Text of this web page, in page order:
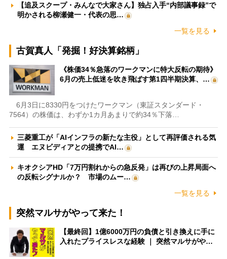
【追及スクープ・みんなで大家さん】独占入手“内部議事録”で
明かされる柳瀬健一・代表の思…
一覧を見る
古賀真人「発掘！好決算銘柄」
《株価34％急落のワークマンに特大反転の期待》
6月の売上低迷を吹き飛ばす第1四半期決算、…
6月3日に8330円をつけたワークマン（東証スタンダード・
7564）の株価は、わずか1カ月あまりで約34％下落…
三菱重工が「AIインフラの新たな主役」として再評価される気
運 エヌビディアとの提携でAI…
キオクシアHD「7万円割れからの急反発」は再びの上昇局面へ
の反転シグナルか？ 市場のムー…
一覧を見る
突然マルサがやって来た！
【最終回】1億6000万円の負債と引き換えに手に
入れたプライスレスな経験 ｜ 突然マルサがや…